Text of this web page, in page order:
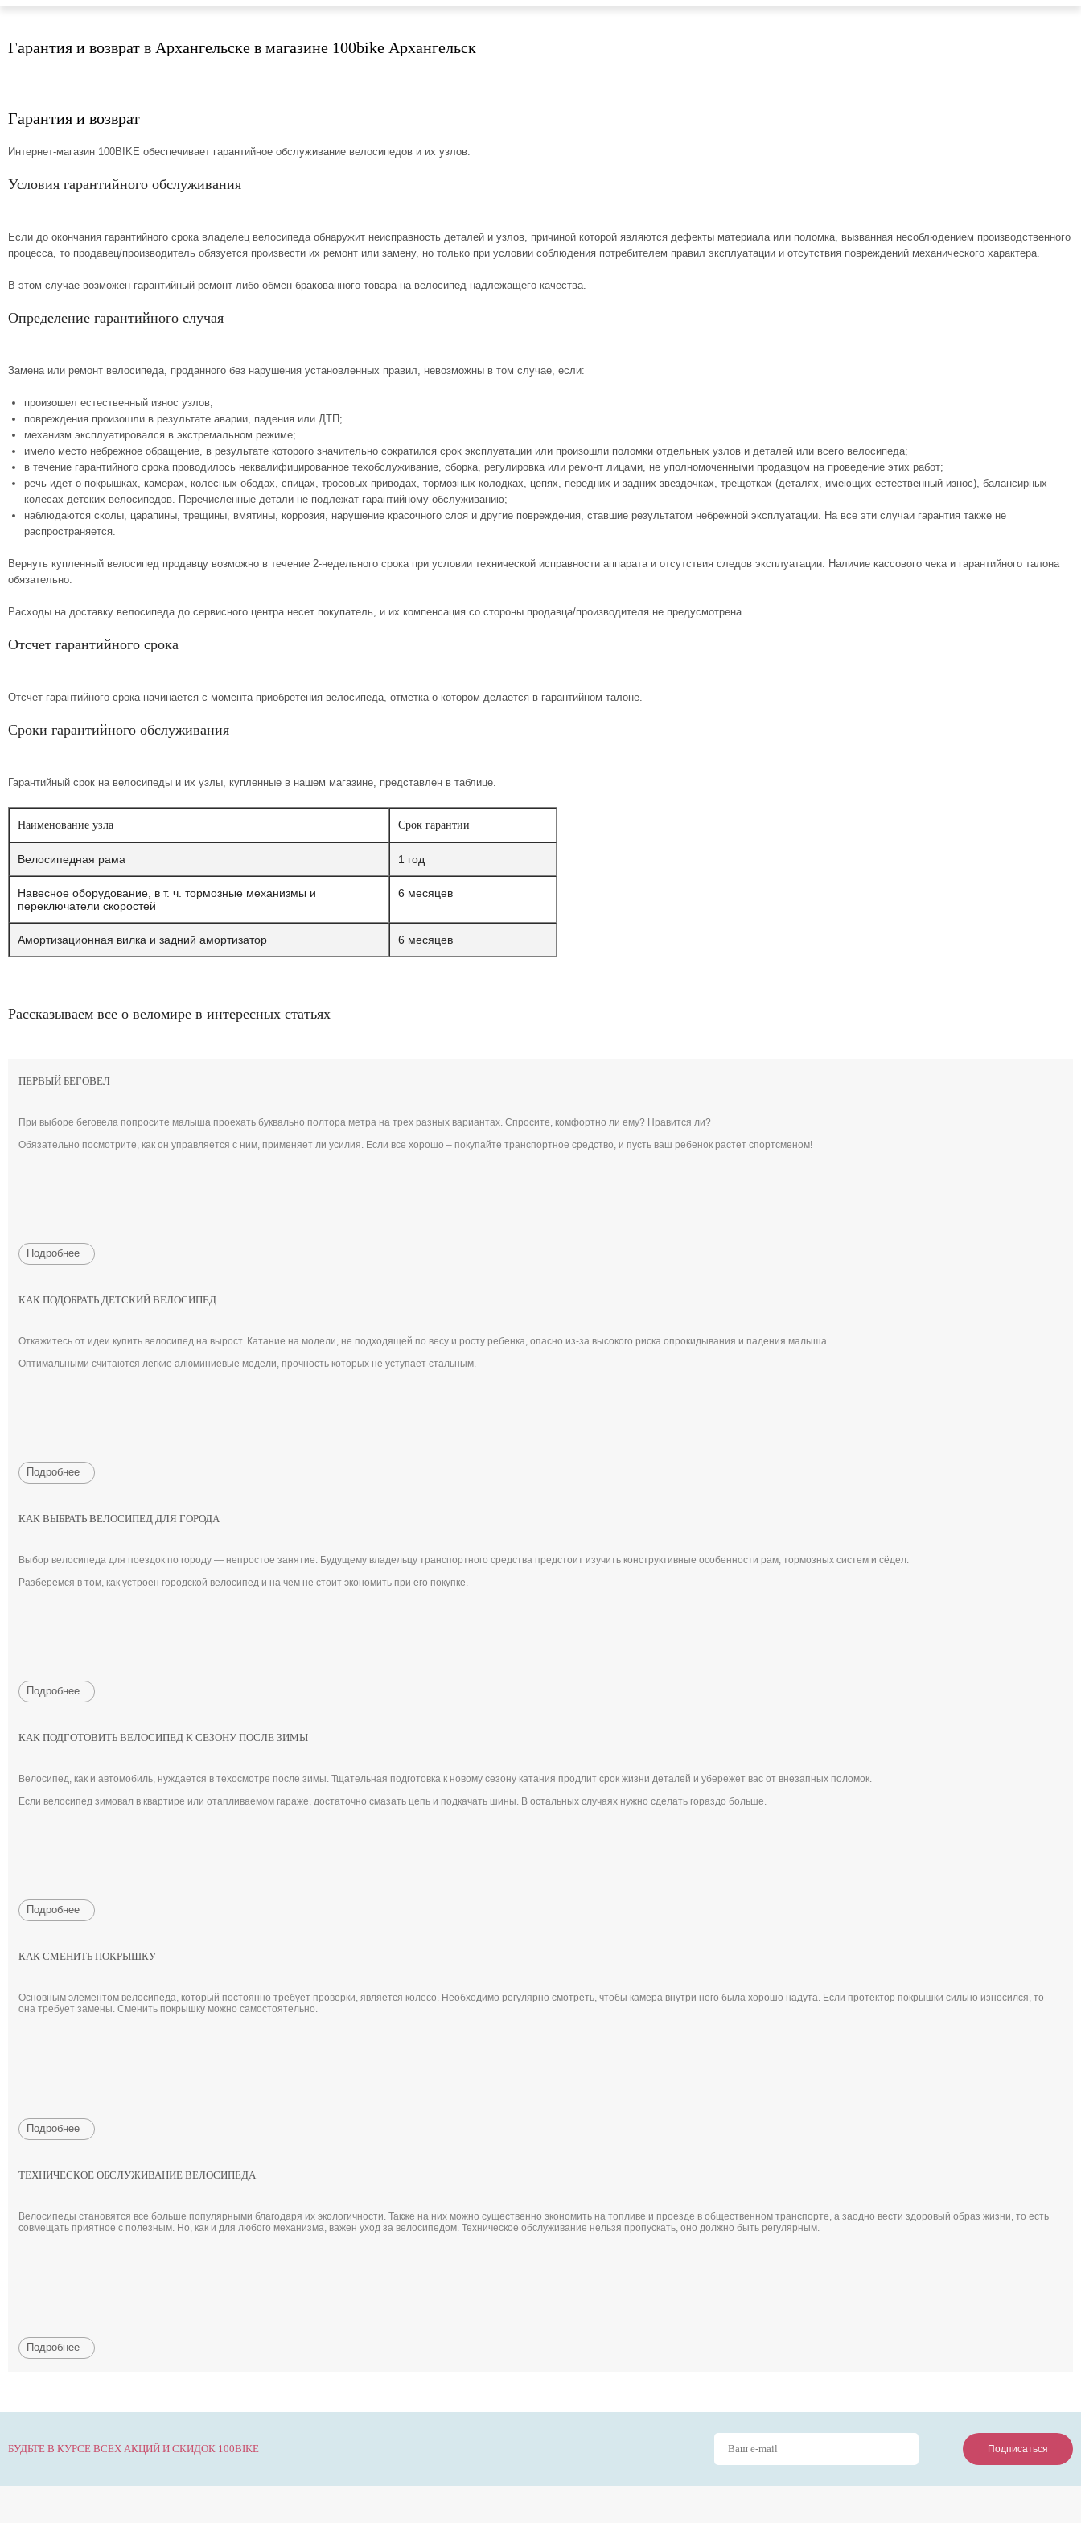
special price
Гарантия и возврат в Архангельске в магазине 100bike Архангельск
Гарантия и возврат
Интернет-магазин 100BIKE обеспечивает гарантийное обслуживание велосипедов и их узлов.
Условия гарантийного обслуживания
Если до окончания гарантийного срока владелец велосипеда обнаружит неисправность деталей и узлов, причиной которой являются дефекты материала или поломка, вызванная несоблюдением производственного
процесса, то продавец/производитель обязуется произвести их ремонт или замену, но только при условии соблюдения потребителем правил эксплуатации и отсутствия повреждений механического характера.
В этом случае возможен гарантийный ремонт либо обмен бракованного товара на велосипед надлежащего качества.
Определение гарантийного случая
Замена или ремонт велосипеда, проданного без нарушения установленных правил, невозможны в том случае, если:
произошел естественный износ узлов;
повреждения произошли в результате аварии, падения или ДТП;
механизм эксплуатировался в экстремальном режиме;
имело место небрежное обращение, в результате которого значительно сократился срок эксплуатации или произошли поломки отдельных узлов и деталей или всего велосипеда;
в течение гарантийного срока проводилось неквалифицированное техобслуживание, сборка, регулировка или ремонт лицами, не уполномоченными продавцом на проведение этих работ;
речь идет о покрышках, камерах, колесных ободах, спицах, тросовых приводах, тормозных колодках, цепях, передних и задних звездочках, трещотках (деталях, имеющих естественный износ), балансирных
колесах детских велосипедов. Перечисленные детали не подлежат гарантийному обслуживанию;
наблюдаются сколы, царапины, трещины, вмятины, коррозия, нарушение красочного слоя и другие повреждения, ставшие результатом небрежной эксплуатации. На все эти случаи гарантия также не
распространяется.
Вернуть купленный велосипед продавцу возможно в течение 2-недельного срока при условии технической исправности аппарата и отсутствия следов эксплуатации. Наличие кассового чека и гарантийного талона
обязательно.
Расходы на доставку велосипеда до сервисного центра несет покупатель, и их компенсация со стороны продавца/производителя не предусмотрена.
Отсчет гарантийного срока
Отсчет гарантийного срока начинается с момента приобретения велосипеда, отметка о котором делается в гарантийном талоне.
Сроки гарантийного обслуживания
Гарантийный срок на велосипеды и их узлы, купленные в нашем магазине, представлен в таблице.
Наименование узла Срок гарантии
Велосипедная рама 1 год
Навесное оборудование, в т. ч. тормозные механизмы и
переключатели скоростей
6 месяцев
Амортизационная вилка и задний амортизатор 6 месяцев
Рассказываем все о веломире в интересных статьях
ПЕРВЫЙ БЕГОВЕЛ
При выборе беговела попросите малыша проехать буквально полтора метра на трех разных вариантах. Спросите, комфортно ли ему? Нравится ли?
Обязательно посмотрите, как он управляется с ним, применяет ли усилия. Если все хорошо – покупайте транспортное средство, и пусть ваш ребенок растет спортсменом!
Подробнее
КАК ПОДОБРАТЬ ДЕТСКИЙ ВЕЛОСИПЕД
Откажитесь от идеи купить велосипед на вырост. Катание на модели, не подходящей по весу и росту ребенка, опасно из-за высокого риска опрокидывания и падения малыша.
Оптимальными считаются легкие алюминиевые модели, прочность которых не уступает стальным.
Подробнее
КАК ВЫБРАТЬ ВЕЛОСИПЕД ДЛЯ ГОРОДА
Выбор велосипеда для поездок по городу — непростое занятие. Будущему владельцу транспортного средства предстоит изучить конструктивные особенности рам, тормозных систем и сёдел.
Разберемся в том, как устроен городской велосипед и на чем не стоит экономить при его покупке.
Подробнее
КАК ПОДГОТОВИТЬ ВЕЛОСИПЕД К СЕЗОНУ ПОСЛЕ ЗИМЫ
Велосипед, как и автомобиль, нуждается в техосмотре после зимы. Тщательная подготовка к новому сезону катания продлит срок жизни деталей и убережет вас от внезапных поломок.
Если велосипед зимовал в квартире или отапливаемом гараже, достаточно смазать цепь и подкачать шины. В остальных случаях нужно сделать гораздо больше.
Подробнее
КАК СМЕНИТЬ ПОКРЫШКУ
Основным элементом велосипеда, который постоянно требует проверки, является колесо. Необходимо регулярно смотреть, чтобы камера внутри него была хорошо надута. Если протектор покрышки сильно износился, то
она требует замены. Сменить покрышку можно самостоятельно.
Подробнее
ТЕХНИЧЕСКОЕ ОБСЛУЖИВАНИЕ ВЕЛОСИПЕДА
Велосипеды становятся все больше популярными благодаря их экологичности. Также на них можно существенно экономить на топливе и проезде в общественном транспорте, а заодно вести здоровый образ жизни, то есть
совмещать приятное с полезным. Но, как и для любого механизма, важен уход за велосипедом. Техническое обслуживание нельзя пропускать, оно должно быть регулярным.
Подробнее
БУДЬТЕ В КУРСЕ ВСЕХ АКЦИЙ И СКИДОК 100BIKE Подписаться
Подписаться
Подписаться